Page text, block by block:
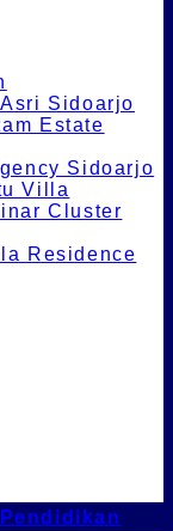
Sidoarjo
Estate
Sidoarjo
Villa
Cluster
Residence